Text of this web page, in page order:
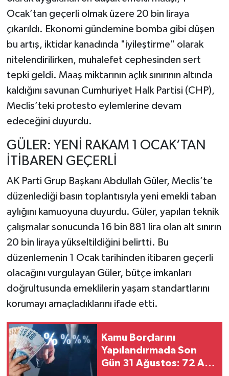
Ocak’tan geçerli olmak üzere 20 bin liraya
çıkarıldı. Ekonomi gündemine bomba gibi düşen
bu artış, iktidar kanadında "iyileştirme" olarak
nitelendirilirken, muhalefet cephesinden sert
tepki geldi. Maaş miktarının açlık sınırının altında
kaldığını savunan Cumhuriyet Halk Partisi (CHP),
Meclis’teki protesto eylemlerine devam
edeceğini duyurdu.
GÜLER: YENİ RAKAM 1 OCAK’TAN
İTİBAREN GEÇERLİ
AK Parti Grup Başkanı Abdullah Güler, Meclis’te
düzenlediği basın toplantısıyla yeni emekli taban
aylığını kamuoyuna duyurdu. Güler, yapılan teknik
çalışmalar sonucunda 16 bin 881 lira olan alt sınırın
20 bin liraya yükseltildiğini belirtti. Bu
düzenlemenin 1 Ocak tarihinden itibaren geçerli
olacağını vurgulayan Güler, bütçe imkanları
doğrultusunda emeklilerin yaşam standartlarını
korumayı amaçladıklarını ifade etti.
Kamu Borçlarını
Yapılandırmada Son
Gün 31 Ağustos: 72 Ay